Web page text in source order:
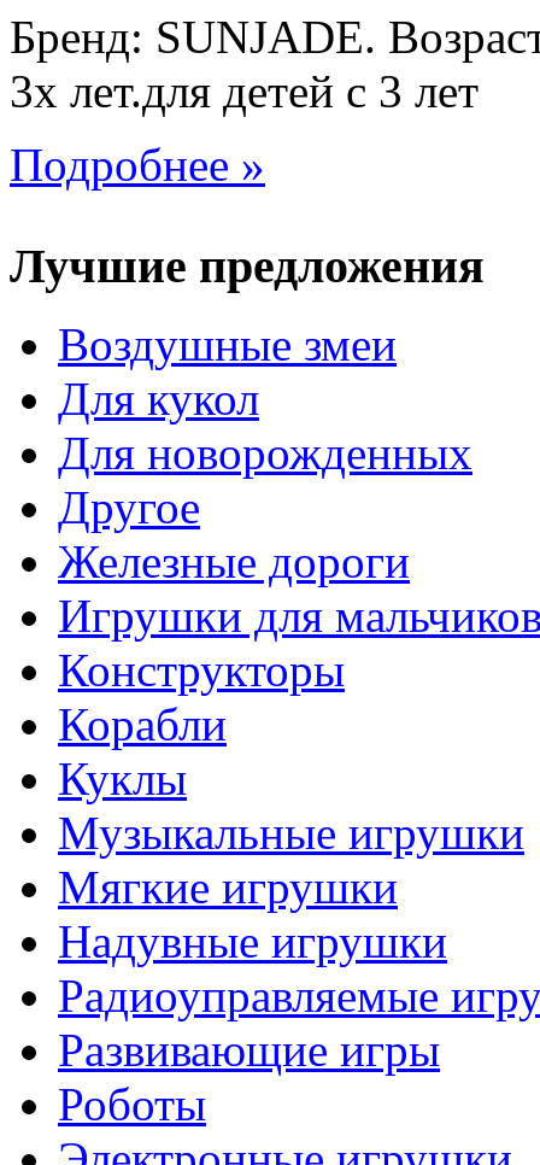
Бренд: SUNJADE.
3х лет.для детей с 3 лет
Подробнее »
Лучшие предложения
Воздушные змеи
Для кукол
Для новорожденных
Другое
Железные дороги
Игрушки для
Конструкторы
Корабли
Куклы
Музыкальные игрушки
Мягкие игрушки
Надувные игрушки
Радиоуправляемые
Развивающие игры
Роботы